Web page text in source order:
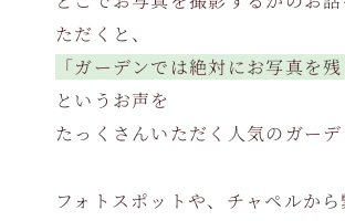
ただくと、
「ガーデンでは絶対にお写真を残
というお声を
たっくさんいただく人気のガー
フォトスポットや、チャペルか